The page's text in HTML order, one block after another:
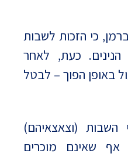
כי הזכות לשבות
כעת, לאחר
באופן הפוך – לבטל
השבות (וצאצאיהם)
אף שאינם מוכרים